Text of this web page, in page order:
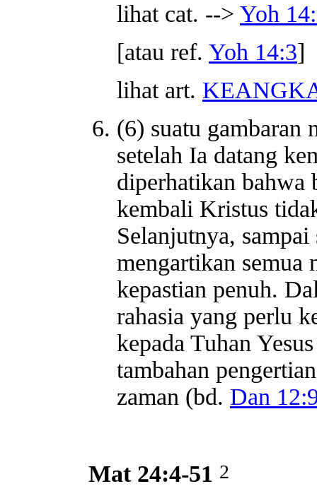
lihat cat. --> Yoh
[atau ref. Yoh 14:3]
lihat art.
(6) suatu gambaran
setelah Ia datang
diperhatikan bahwa
kembali Kristus
Selanjutnya,
mengartikan semua
kepastian penuh.
rahasia yang perlu
kepada Tuhan
tambahan
zaman (bd. Dan
Mat 24:4-51 2